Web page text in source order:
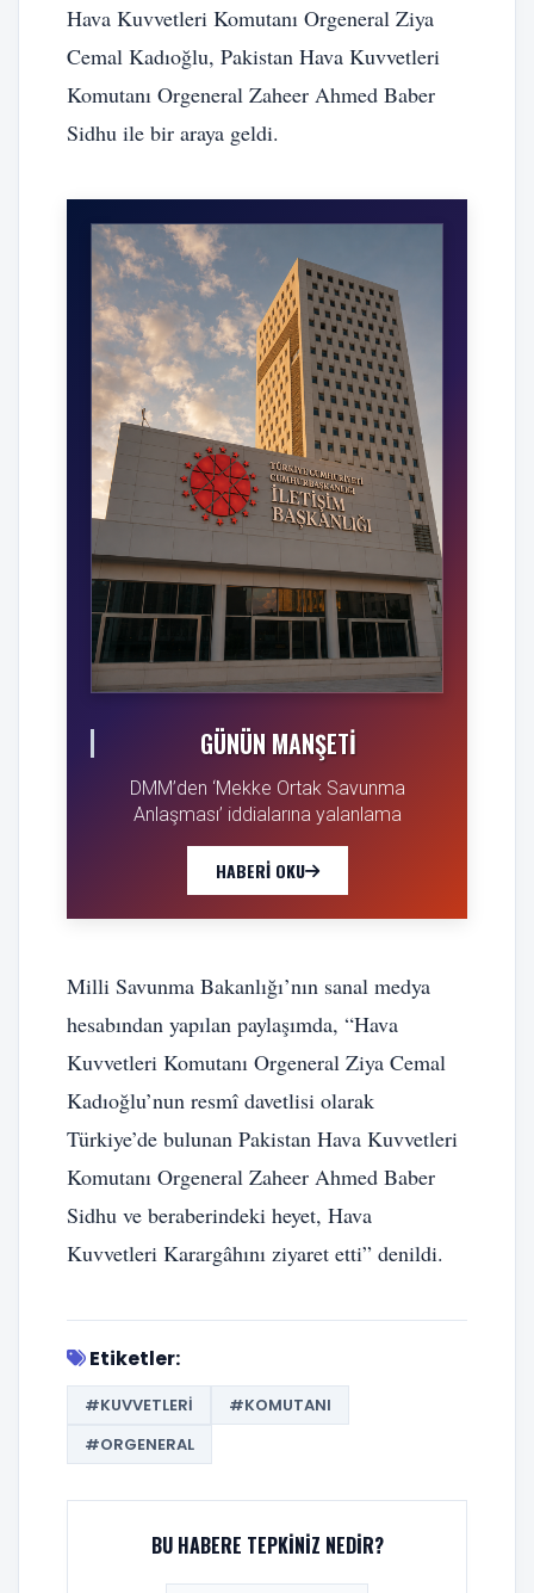
Hava Kuvvetleri Komutanı Orgeneral Ziya
Cemal Kadıoğlu, Pakistan Hava Kuvvetleri
Komutanı Orgeneral Zaheer Ahmed Baber
Sidhu ile bir araya geldi.
GÜNÜN MANŞETI
DMM’den ‘Mekke Ortak Savunma
Anlaşması’ iddialarına yalanlama
HABERI OKU
Milli Savunma Bakanlığı’nın sanal medya
hesabından yapılan paylaşımda, “Hava
Kuvvetleri Komutanı Orgeneral Ziya Cemal
Kadıoğlu’nun resmî davetlisi olarak
Türkiye’de bulunan Pakistan Hava Kuvvetleri
Komutanı Orgeneral Zaheer Ahmed Baber
Sidhu ve beraberindeki heyet, Hava
Kuvvetleri Karargâhını ziyaret etti” denildi.
Etiketler:
#KUVVETLERI
#KOMUTANI
#ORGENERAL
BU HABERE TEPKINIZ NEDIR?